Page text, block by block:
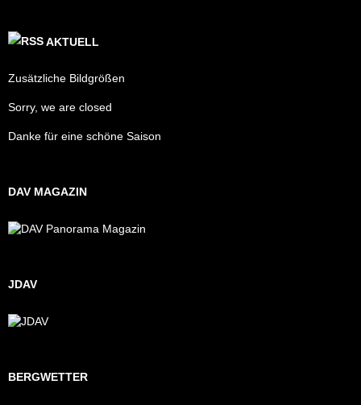
AKTUELL
Zusätzliche Bildgrößen
Sorry, we are closed
Danke für eine schöne Saison
DAV MAGAZIN
JDAV
BERGWETTER